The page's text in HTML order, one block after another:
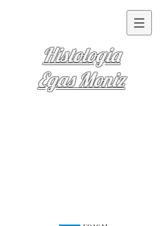
Histologia
Egas Moniz